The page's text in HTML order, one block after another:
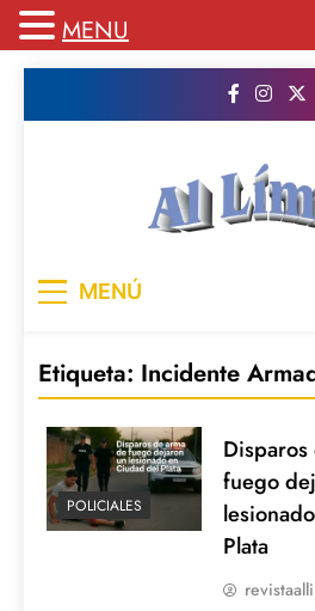
publicamos todo
MENÚ
Etiqueta: Incidente
POLICIALES
fuego
Plata
MENU